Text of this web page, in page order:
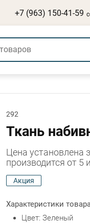
+7 (963) 150-41-59
292
Ткань
Цена установлена
производится от 5
Акция
Характеристики
Цвет: Зеленый